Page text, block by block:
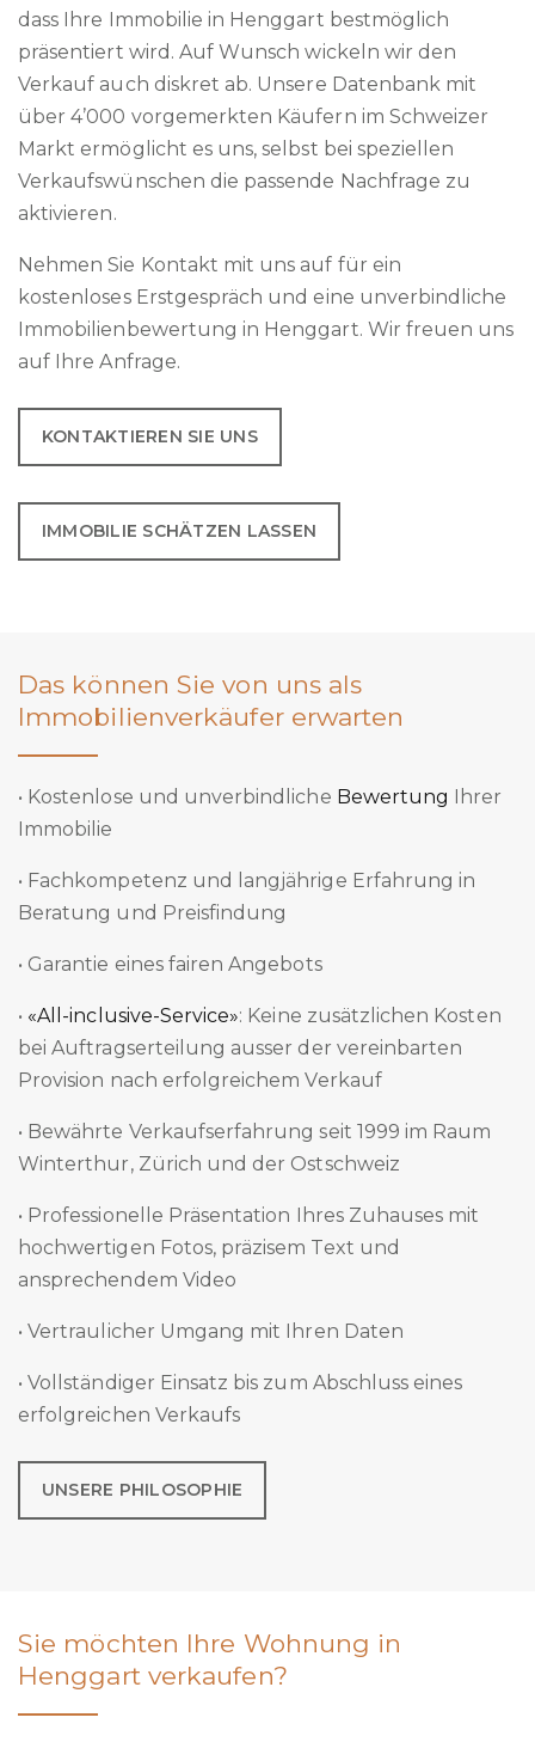
dass Ihre Immobilie in Henggart bestmöglich
präsentiert wird. Auf Wunsch wickeln wir den
Verkauf auch diskret ab. Unsere Datenbank mit
über 4’000 vorgemerkten Käufern im Schweizer
Markt ermöglicht es uns, selbst bei speziellen
Verkaufswünschen die passende Nachfrage zu
aktivieren.
Nehmen Sie Kontakt mit uns auf für ein
kostenloses Erstgespräch und eine unverbindliche
Immobilienbewertung in Henggart. Wir freuen uns
auf Ihre Anfrage.
KONTAKTIEREN SIE UNS
IMMOBILIE SCHÄTZEN LASSEN
Das können Sie von uns als
Immobilienverkäufer erwarten
• Kostenlose und unverbindliche Bewertung Ihrer
Immobilie
• Fachkompetenz und langjährige Erfahrung in
Beratung und Preisfindung
• Garantie eines fairen Angebots
• «All-inclusive-Service»: Keine zusätzlichen Kosten
bei Auftragserteilung ausser der vereinbarten
Provision nach erfolgreichem Verkauf
• Bewährte Verkaufserfahrung seit 1999 im Raum
Winterthur, Zürich und der Ostschweiz
• Professionelle Präsentation Ihres Zuhauses mit
hochwertigen Fotos, präzisem Text und
ansprechendem Video
• Vertraulicher Umgang mit Ihren Daten
• Vollständiger Einsatz bis zum Abschluss eines
erfolgreichen Verkaufs
UNSERE PHILOSOPHIE
Sie möchten Ihre Wohnung in
Henggart verkaufen?